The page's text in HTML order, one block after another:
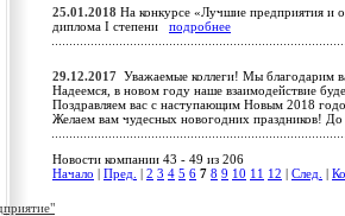
25.01.2018 На конкурсе «Лучшие предприятия и
диплома I степени подробнее
29.12.2017 Уважаемые коллеги! Мы благодарим
Надеемся, в новом году наше взаимодействие
Поздравляем вас с наступающим Новым 2018
Желаем вам чудесных новогодних праздников!
Новости компании 43 - 49 из 206
Начало
Пред. 2 3 4 5 6 7 8 9 10 11 12 След.